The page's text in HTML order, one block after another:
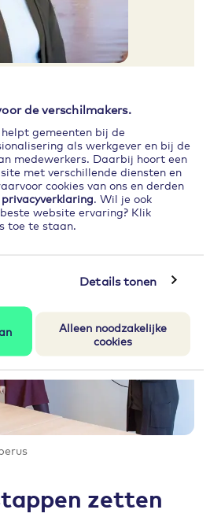
de verschilmakers.
gemeenten bij de
als werkgever en bij de
medewerkers. Daarbij hoort een
met verschillende diensten en
cookies van ons en derden
privacyverklaring . Wil je ook
website ervaring? Klik
toe te staan.
Details tonen
Alleen noodzakelijke
cookies
een talent
verder zou willen
en OR-lid
zetten